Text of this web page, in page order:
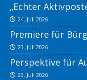
„Echter
24. Juli 2026
Premiere für
23. Juli 2026
Perspektive für
23. Juli 2026